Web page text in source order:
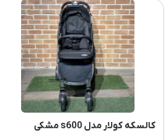
کالسکه کولار مدل s600 مشکی